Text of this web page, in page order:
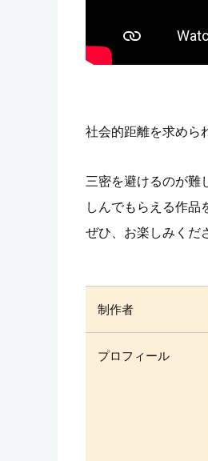
社会的距離を求めら
三密を避けるのが難
しんでもらえる作品
ぜひ、お楽しみくだ
制作者
プロフィール